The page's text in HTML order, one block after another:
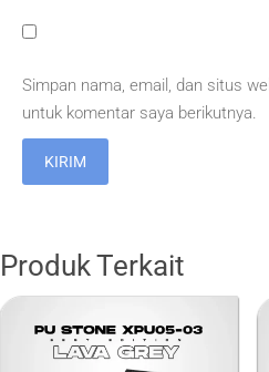
Simpan nama, email, dan situs
untuk komentar saya berikutnya.
Produk Terkait